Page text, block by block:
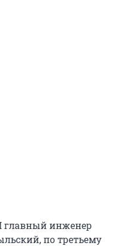
главный инженер
по третьему